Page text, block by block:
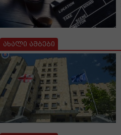
ახალი ამბები